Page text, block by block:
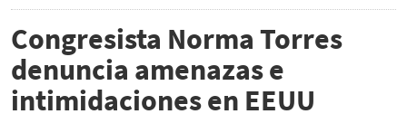
Congresista Norma Torres
denuncia amenazas e
intimidaciones en EEUU